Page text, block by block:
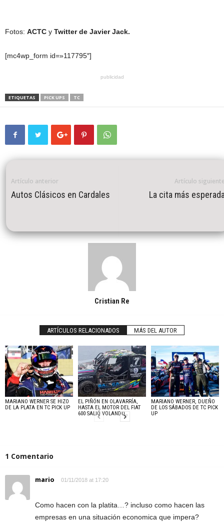
Fotos: ACTC y Twitter de Javier Jack.
[mc4wp_form id=»117795″]
publicidad
ETIQUETAS PICK UPS TC
Artículo anterior
Autos Clásicos en Cardales
Artículo
La cita más
Cristian Re
ARTÍCULOS RELACIONADOS MÁS DEL AUTOR
MARIANO WERNER SE HIZO
DE LA PLATA EN TC PICK UP
EL PIÑÓN EN OLAVARRÍA,
HASTA EL MOTOR DEL FIAT
600 SALIÓ VOLANDO…
MARIANO WERNER, DUEÑO
DE LOS SÁBADOS DE TC PICK
UP
1 Comentario
mario 01/11/2018 at 17:20
Como hacen con la platita…? incluso como hacen las
empresas en una situación economica que impera?